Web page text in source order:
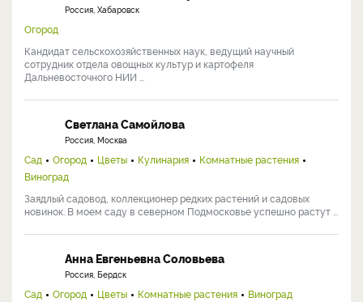
Россия, Хабаровск
Огород
Кандидат сельскохозяйственных наук, ведущий научный
сотрудник отдела овощных культур и картофеля
Дальневосточного НИИ ...
Светлана Самойлова
Россия, Москва
Сад Огород Цветы Кулинария
Комнатные растения
Виноград
Заядлый садовод, коллекционер редких растений и садовых
новинок. В моем саду в северном Подмосковье успешно растут ...
Анна Евгеньевна Соловьева
Россия, Бердск
Сад Огород Цветы Комнатные растения
Виноград